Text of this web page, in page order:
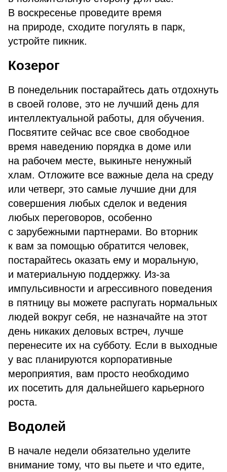
В воскресенье проведите время
на природе, сходите погулять в парк,
устройте пикник.
Козерог
В понедельник постарайтесь дать отдохнуть
в своей голове, это не лучший день для
интеллектуальной работы, для обучения.
Посвятите сейчас все свое свободное
время наведению порядка в доме или
на рабочем месте, выкиньте ненужный
хлам. Отложите все важные дела на среду
или четверг, это самые лучшие дни для
совершения любых сделок и ведения
любых переговоров, особенно
с зарубежными партнерами. Во вторник
к вам за помощью обратится человек,
постарайтесь оказать ему и моральную,
и материальную поддержку. Из-за
импульсивности и агрессивного поведения
в пятницу вы можете распугать нормальных
людей вокруг себя, не назначайте на этот
день никаких деловых встреч, лучше
перенесите их на субботу. Если в выходные
у вас планируются корпоративные
мероприятия, вам просто необходимо
их посетить для дальнейшего карьерного
роста.
Водолей
В начале недели обязательно уделите
внимание тому, что вы пьете и что едите,